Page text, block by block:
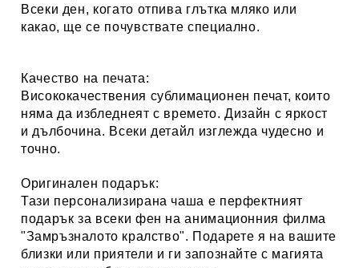
Всеки ден, когато отпива глътка мляко или
какао, ще се почувствате специално.
Качество на печата:
Висококачествения сублимационен печат, които
няма да избледнеят с времето. Дизайн с яркост
и дълбочина. Всеки детайл изглежда чудесно и
точно.
Оригинален подарък:
Тази персонализирана чаша е перфектният
подарък за всеки фен на анимационния филма
"Замръзналото кралство". Подарете я на вашите
близки или приятели и ги запознайте с магията